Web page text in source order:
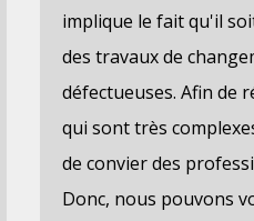
implique le fait qu'il
des travaux de
défectueuses. Afin de
qui sont très
de convier des
Donc, nous pouvons